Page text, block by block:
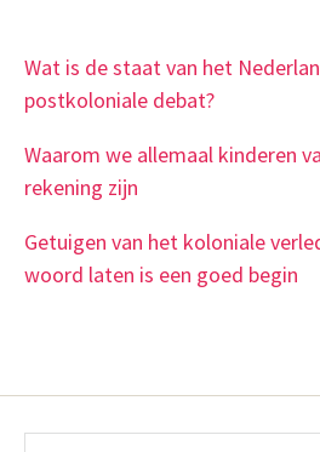
Wat is de staat van het
postkoloniale debat?
Waarom we allemaal kinderen
rekening zijn
Getuigen van het koloniale
woord laten is een goed begin